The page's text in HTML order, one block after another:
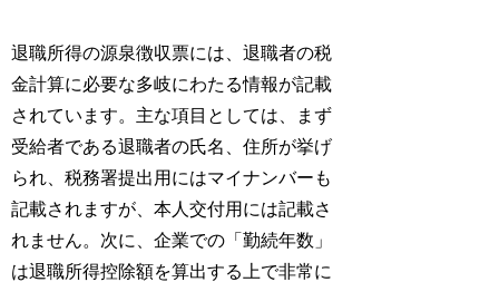
退職所得の源泉徴収票には、退職者の税
金計算に必要な多岐にわたる情報が記載
されています。主な項目としては、まず
受給者である退職者の氏名、住所が挙げ
られ、税務署提出用にはマイナンバーも
記載されますが、本人交付用には記載さ
れません。次に、企業での「勤続年数」
は退職所得控除額を算出する上で非常に